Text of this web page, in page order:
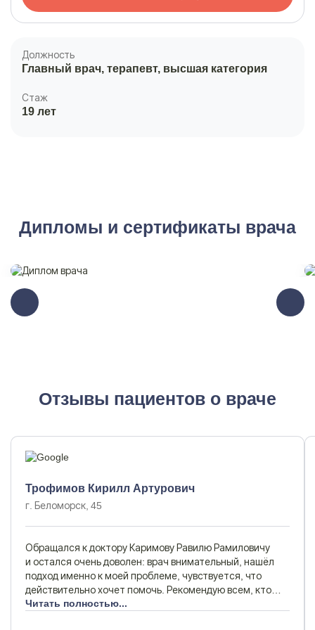
Должность
Главный врач, терапевт, высшая категория
Стаж
19 лет
Дипломы и сертификаты врача
Отзывы пациентов о враче
Трофимов Кирилл Артурович
г. Беломорск, 45
Обращался к доктору Каримову Равилю Рамиловичу
и остался очень доволен: врач внимательный, нашёл
подход именно к моей проблеме, чувствуется, что
действительно хочет помочь. Рекомендую всем, кто
столкнулся с подобными трудностями!
Читать полностью...